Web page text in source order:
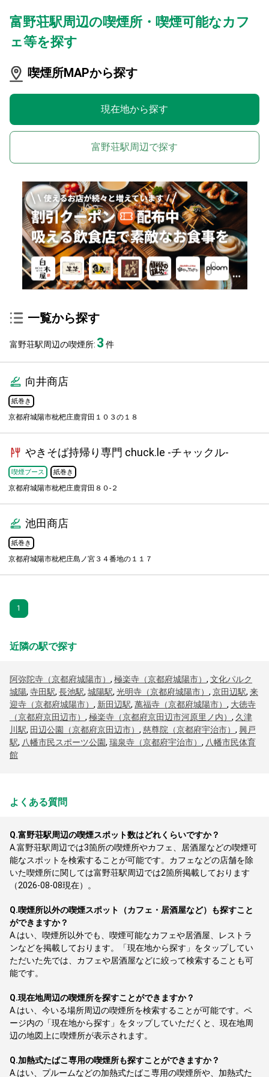
富野荘駅周辺の喫煙所・喫煙可能なカフ
ェ等を探す
喫煙所MAPから探す
現在地から探す
富野荘駅周辺で探す
一覧から探す
富野荘駅周辺の喫煙所: 3 件
向井商店
紙巻き
京都府城陽市枇杷庄鹿背田１０３の１８
やきそば持帰り専門 chuck.le -チャックル-
喫煙ブース 紙巻き
京都府城陽市枇杷庄鹿背田８０-２
池田商店
紙巻き
京都府城陽市枇杷庄島ノ宮３４番地の１１７
1
近隣の駅で探す
阿弥陀寺（京都府城陽市） , 極楽寺（京都府城陽市） , 文化パルク
城陽, 寺田駅, 長池駅, 城陽駅, 光明寺（京都府城陽市） , 京田辺駅, 来
迎寺（京都府城陽市） , 新田辺駅, 萬福寺（京都府城陽市） , 大徳寺
（京都府京田辺市） , 極楽寺（京都府京田辺市河原里ノ内） , 久津
川駅, 田辺公園（京都府京田辺市） , 慈尊院（京都府宇治市） , 興戸
駅, 八幡市民スポーツ公園, 瑞泉寺（京都府宇治市） , 八幡市民体育
館
よくある質問
Q.富野荘駅周辺の喫煙スポット数はどれくらいですか？
A.富野荘駅周辺では3箇所の喫煙所やカフェ、居酒屋などの喫煙可
能なスポットを検索することが可能です。カフェなどの店舗を除
いた喫煙所に関しては富野荘駅周辺では2箇所掲載しております
（2026-08-08現在）。
Q.喫煙所以外の喫煙スポット（カフェ・居酒屋など）も探すこと
ができますか？
A. はい、喫煙所以外でも、喫煙可能なカフェや居酒屋、レストラ
ンなどを掲載しております。「現在地から探す」をタップしてい
ただいた先では、カフェや居酒屋などに絞って検索することも可
能です。
Q.現在地周辺の喫煙所を探すことができますか？
A. はい、今いる場所周辺の喫煙所を検索することが可能です。ペ
ージ内の「現在地から探す」をタップしていただくと、現在地周
辺の地図上に喫煙所が表示されます。
Q.加熱式たばこ専用の喫煙所も探すことができますか？
A. はい、プルームなどの加熱式たばこ専用の喫煙所や、加熱式た